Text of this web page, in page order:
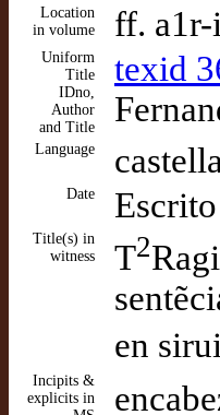
Location
in volume
ff.
Uniform
Title
IDno,
Author
and Title
texid
Language
Date
Title(s) in
witness
T2
en
Incipits &
explicits in